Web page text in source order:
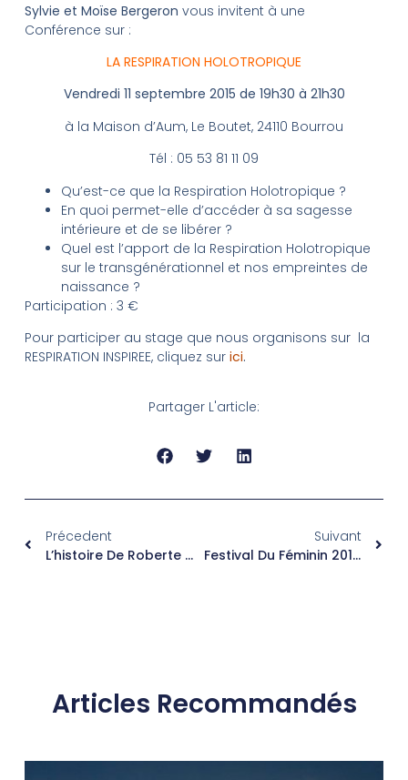
Sylvie et Moïse Bergeron vous invitent à une
Conférence sur :
LA RESPIRATION HOLOTROPIQUE
Vendredi 11 septembre 2015 de 19h30 à 21h30
à la Maison d’Aum, Le Boutet, 24110 Bourrou
Tél : 05 53 81 11 09
Qu’est-ce que la Respiration Holotropique ?
En quoi permet-elle d’accéder à sa sagesse
intérieure et de se libérer ?
Quel est l’apport de la Respiration Holotropique
sur le transgénérationnel et nos empreintes de
naissance ?
Participation : 3 €
Pour participer au stage que nous organisons sur la
RESPIRATION INSPIREE, cliquez sur ici.
Partager L'article:
Précedent
L’histoire De Roberte Qui Voulait Pacifier Son Abandon
Suivant
Festival Du Féminin 2015 – Comment Libérer Les Morts Et Faire De La Place Aux Vivants?
Articles Recommandés